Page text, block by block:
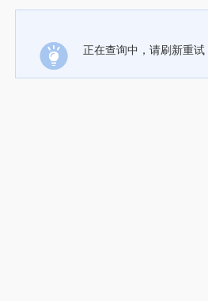
正在查询中，请刷新重试